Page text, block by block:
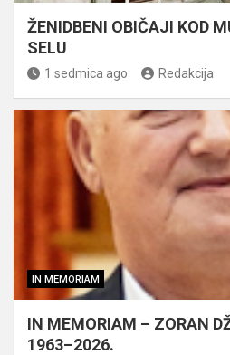
ŽENIDBENI OBIČAJI KOD
SELU
1 sedmica ago Redakcija
IN MEMORIAM
IN MEMORIAM – ZORAN
1963–2026.